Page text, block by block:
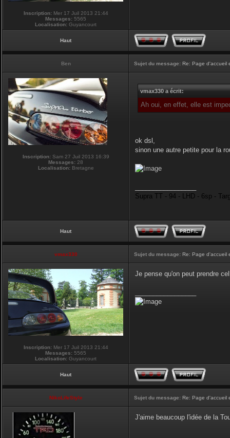
Inscription:Mer 17 Juil 2013 21:44
Messages: 5565
Localisation: Guyancourt
Haut
Ben Sujet du message: Re: Page d'accueil
Inscription:Sam 27 Juil 2013 16:39
Messages: 28
Localisation:Bretagne
vmax330 a écrit:
Ah oui, en effet, elle est
ok dsl,
sinon une autre petite pour la
Supra TT - 94 - LHD - 6sp -
Haut
vmax330 Sujet du message: Re: Page d'accueil
Inscription:Mer 17 Juil 2013 21:44
Messages: 5565
Localisation: Guyancourt
Je pense qu'on peut prendre
Haut
NikoLifeStyle Sujet du message: Re: Page d'accueil
J'aime beaucoup l'idée de la